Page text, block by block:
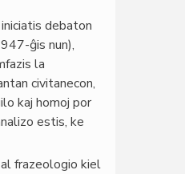
debaton
ĝis nun),
la
civitanecon,
kaj homoj por
estis, ke
frazeologio kiel